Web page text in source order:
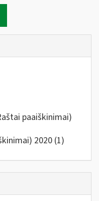
paaiškinimai)
2020 (1)